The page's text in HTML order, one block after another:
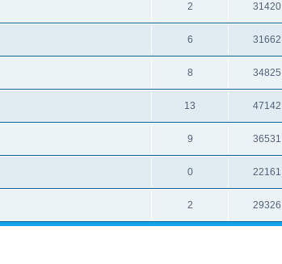
2 31420
6 31662
8 34825
13 47142
9 36531
0 22161
2 29326